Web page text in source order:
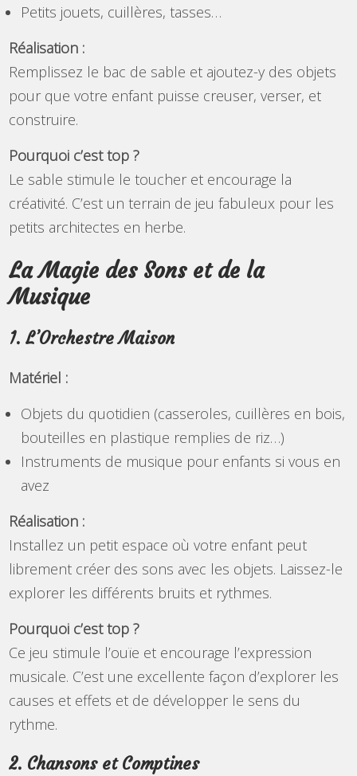
Petits jouets, cuillères, tasses…
Réalisation :
Remplissez le bac de sable et ajoutez-y des objets
pour que votre enfant puisse creuser, verser, et
construire.
Pourquoi c’est top ?
Le sable stimule le toucher et encourage la
créativité. C’est un terrain de jeu fabuleux pour les
petits architectes en herbe.
La Magie des Sons et de la
Musique
1. L’Orchestre Maison
Matériel :
Objets du quotidien (casseroles, cuillères en bois,
bouteilles en plastique remplies de riz…)
Instruments de musique pour enfants si vous en
avez
Réalisation :
Installez un petit espace où votre enfant peut
librement créer des sons avec les objets. Laissez-le
explorer les différents bruits et rythmes.
Pourquoi c’est top ?
Ce jeu stimule l’ouïe et encourage l’expression
musicale. C’est une excellente façon d’explorer les
causes et effets et de développer le sens du
rythme.
2. Chansons et Comptines